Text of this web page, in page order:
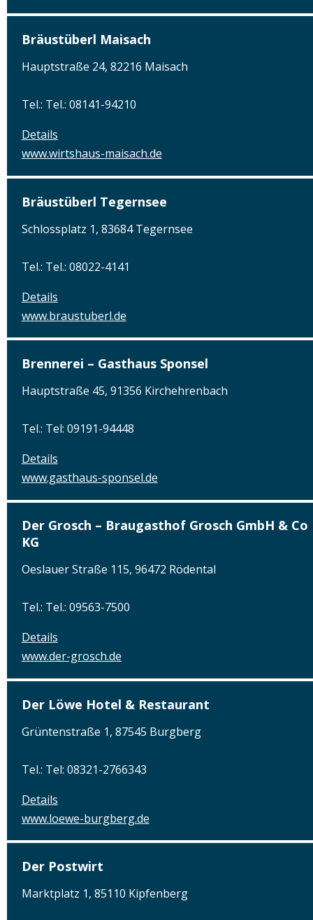
Bräustüberl Maisach
Hauptstraße 24, 82216 Maisach
Tel.: Tel.: 08141-94210
Details
www.wirtshaus-maisach.de
Bräustüberl Tegernsee
Schlossplatz 1, 83684 Tegernsee
Tel.: Tel.: 08022-4141
Details
www.braustuberl.de
Brennerei – Gasthaus Sponsel
Hauptstraße 45, 91356 Kirchehrenbach
Tel.: Tel: 09191-94448
Details
www.gasthaus-sponsel.de
Der Grosch – Braugasthof Grosch GmbH & Co
KG
Oeslauer Straße 115, 96472 Rödental
Tel.: Tel.: 09563-7500
Details
www.der-grosch.de
Der Löwe Hotel & Restaurant
Grüntenstraße 1, 87545 Burgberg
Tel.: Tel: 08321-2766343
Details
www.loewe-burgberg.de
Der Postwirt
Marktplatz 1, 85110 Kipfenberg